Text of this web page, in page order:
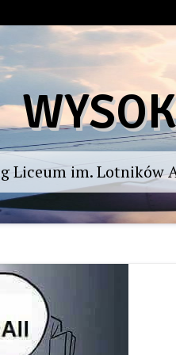
Liceum im. Lotników